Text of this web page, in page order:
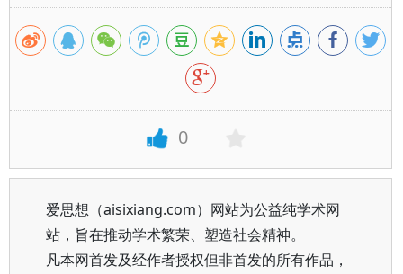
0
爱思想（aisixiang.com）网站为公益纯学术网
站，旨在推动学术繁荣、塑造社会精神。
凡本网首发及经作者授权但非首发的所有作品，